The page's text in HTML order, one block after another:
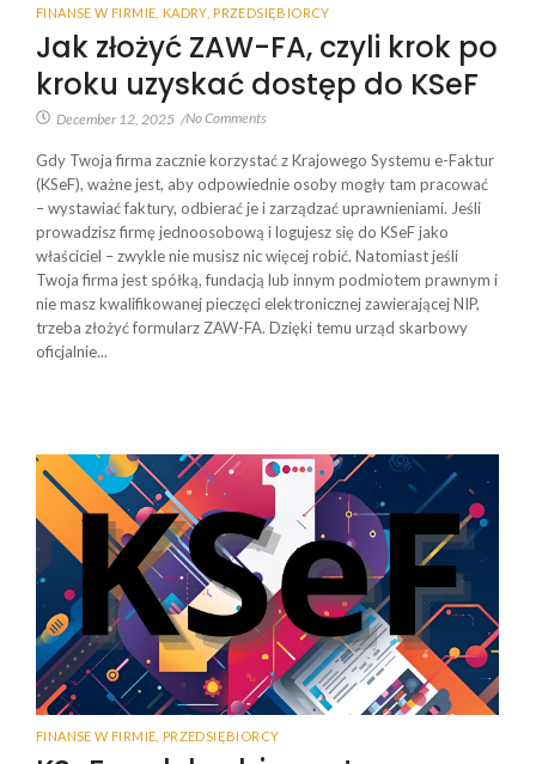
FINANSE W FIRMIE KADRY, PRZEDSIĘBIORCY
Jak złożyć ZAW-FA, czyli krok po
kroku uzyskać dostęp do KSeF
December 12, 2025 /No Comments
Gdy Twoja firma zacznie korzystać z Krajowego Systemu e-Faktur
(KSeF), ważne jest, aby odpowiednie osoby mogły tam pracować
– wystawiać faktury, odbierać je i zarządzać uprawnieniami. Jeśli
prowadzisz firmę jednoosobową i logujesz się do KSeF jako
właściciel – zwykle nie musisz nic więcej robić. Natomiast jeśli
Twoja firma jest spółką, fundacją lub innym podmiotem prawnym i
nie masz kwalifikowanej pieczęci elektronicznej zawierającej NIP,
trzeba złożyć formularz ZAW-FA. Dzięki temu urząd skarbowy
oficjalnie...
FINANSE W FIRMIE PRZEDSIĘBIORCY